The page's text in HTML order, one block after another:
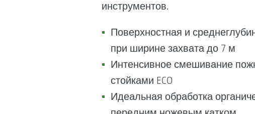
инструментов.
Поверхностная и
при ширине захвата до 7 м
Интенсивное смешивание
стойками ECO
Идеальная обработка